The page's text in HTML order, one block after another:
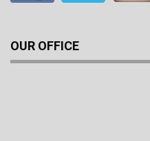
OUR OFFICE